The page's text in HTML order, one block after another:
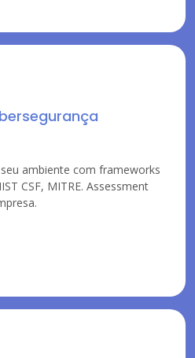
ambiente com frameworks
CSF, MITRE. Assessment